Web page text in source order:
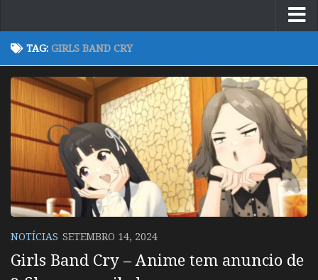
TAG: GIRLS BAND CRY
NOTÍCIAS SETEMBRO 14, 2024
Girls Band Cry – Anime tem anuncio de